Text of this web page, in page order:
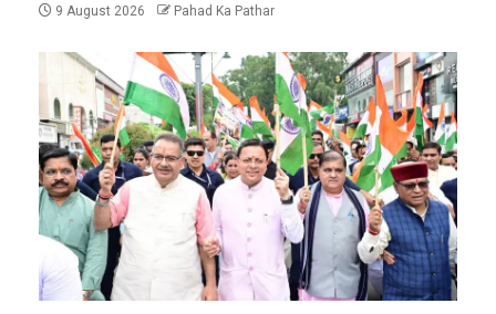
9 August 2026 Pahad Ka Pathar